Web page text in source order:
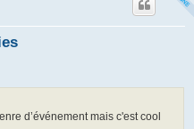
d’événement mais c'est cool